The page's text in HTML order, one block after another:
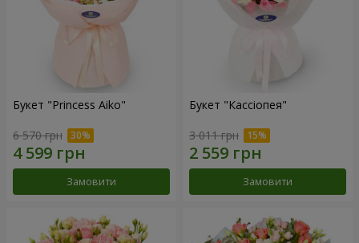
Букет "Princess Aiko"
6 570 грн
Замовити
Букет "Кассіопея"
3 011 грн
Замовити